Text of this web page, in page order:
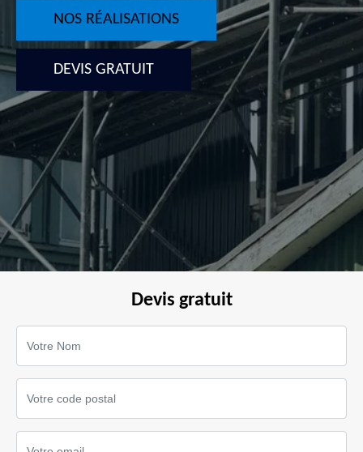
NOS RÉALISATIONS
DEVIS GRATUIT
Devis gratuit